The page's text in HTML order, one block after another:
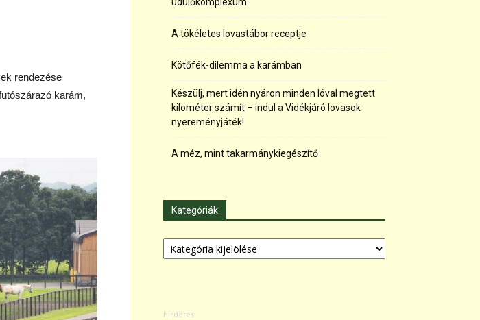
rendezése
karám,
A tökéletes lovastábor receptje
Kötőfék-dilemma a karámban
Készülj, mert idén nyáron minden lóval megtett
kilométer számít – indul a Vidékjáró lovasok
nyereményjáték!
A méz, mint takarmánykiegészítő
Kategóriák
Kategóriák